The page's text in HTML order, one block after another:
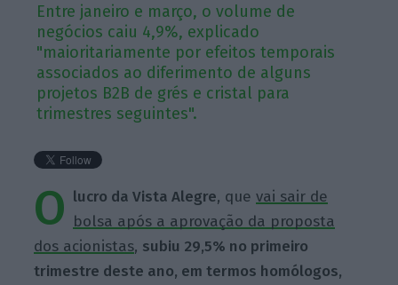
Entre janeiro e março, o volume de
negócios caiu 4,9%, explicado
"maioritariamente por efeitos temporais
associados ao diferimento de alguns
projetos B2B de grés e cristal para
trimestres seguintes".
O lucro da Vista Alegre, quevai sair de
bolsa após a aprovação da proposta
dos acionistas, subiu 29,5% no primeiro
trimestre deste ano, em termos homólogos,